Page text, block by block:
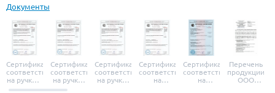
Документы
Сертификат
соответствия
на ручки и
броненакладки
Сертификат
соответствия
на ручки-
защелки
Сертификат
соответствия
на ручки-
Сертификат
соответствия
на
Сертификат
соответствия
на
Перечень
продукции
ООО